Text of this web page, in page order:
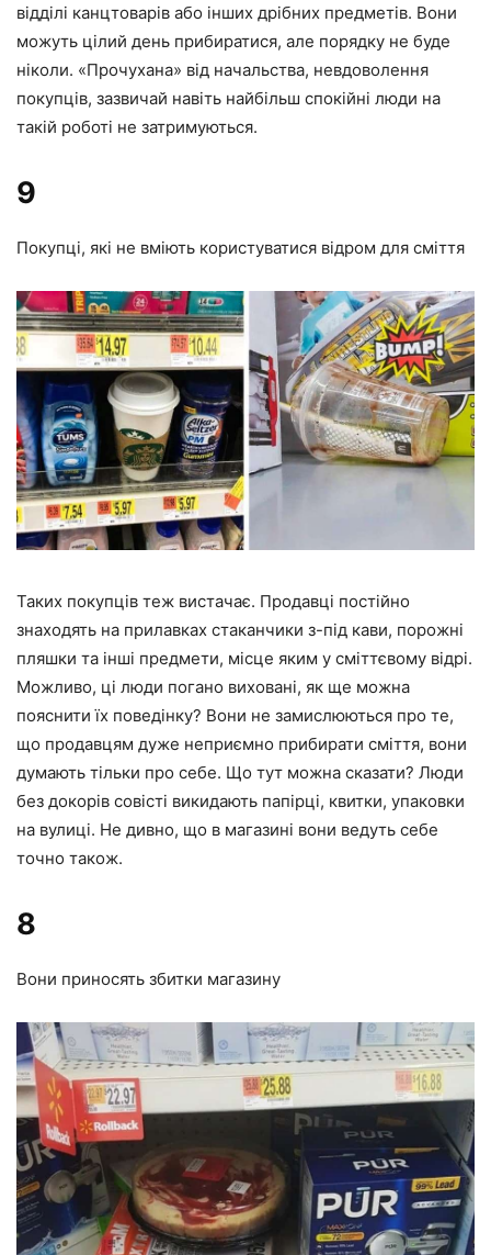
відділі канцтоварів або інших дрібних предметів. Вони
можуть цілий день прибиратися, але порядку не буде
ніколи. «Прочухана» від начальства, невдоволення
покупців, зазвичай навіть найбільш спокійні люди на
такій роботі не затримуються.
9
Покупці, які не вміють користуватися відром для сміття
Таких покупців теж вистачає. Продавці постійно
знаходять на прилавках стаканчики з-під кави, порожні
пляшки та інші предмети, місце яким у сміттєвому відрі.
Можливо, ці люди погано виховані, як ще можна
пояснити їх поведінку? Вони не замислюються про те,
що продавцям дуже неприємно прибирати сміття, вони
думають тільки про себе. Що тут можна сказати? Люди
без докорів совісті викидають папірці, квитки, упаковки
на вулиці. Не дивно, що в магазині вони ведуть себе
точно також.
8
Вони приносять збитки магазину